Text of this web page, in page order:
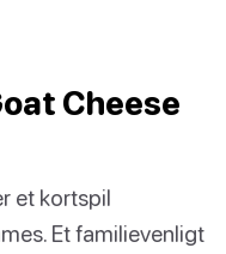
Cheese
et kortspil
Et familievenligt